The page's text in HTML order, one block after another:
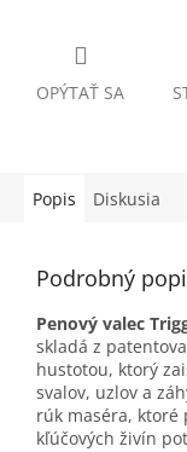
OPÝTAŤ SA
Popis Diskusia
Podrobný
Penový valec
skladá z
hustotou, ktorý
svalov, uzlov a
rúk maséra, ktoré
kľúčových živín